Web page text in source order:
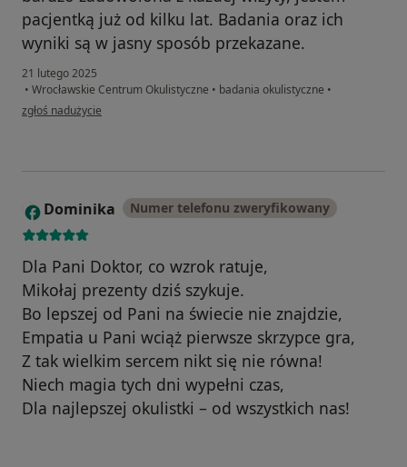
pacjentką już od kilku lat. Badania oraz ich
wyniki są w jasny sposób przekazane.
21 lutego 2025
• Wrocławskie Centrum Okulistyczne • badania okulistyczne •
w opinii użytkownika Daria J
zgłoś nadużycie
D Dominika Numer telefonu zweryfikowany
Dla Pani Doktor, co wzrok ratuje,
Mikołaj prezenty dziś szykuje.
Bo lepszej od Pani na świecie nie znajdzie,
Empatia u Pani wciąż pierwsze skrzypce gra,
Z tak wielkim sercem nikt się nie równa!
Niech magia tych dni wypełni czas,
Dla najlepszej okulistki – od wszystkich nas!